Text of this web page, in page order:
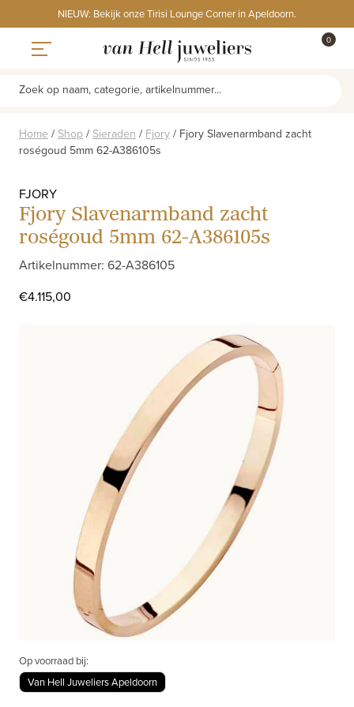
to
content
NIEUW: Bekijk onze Tirisi Lounge Corner in Apeldoorn.
0
Zoek op naam, categorie, artikelnummer...
Home / Shop / Sieraden / Fjory / Fjory Slavenarmband zacht
roségoud 5mm 62-A386105s
FJORY
Fjory Slavenarmband zacht
roségoud 5mm 62-A386105s
Artikelnummer: 62-A386105
€4.115,00
Op voorraad bij:
Van Hell Juweliers Apeldoorn